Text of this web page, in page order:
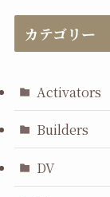
カテゴリー
Activators
Builders
DV